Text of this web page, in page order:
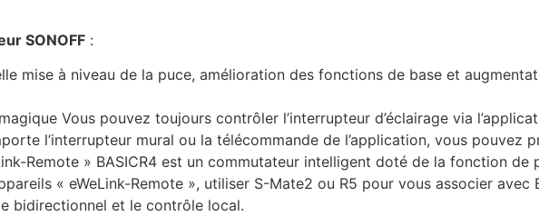
SONOFF :
mise à niveau de la puce, amélioration des fonctions de base et
Vous pouvez toujours contrôler l’interrupteur d’éclairage via
l’interrupteur mural ou la télécommande de l’application, vous pouvez
Remote » BASICR4 est un commutateur intelligent doté de la fonction de
« eWeLink-Remote », utiliser S-Mate2 ou R5 pour vous associer avec
bidirectionnel et le contrôle local.